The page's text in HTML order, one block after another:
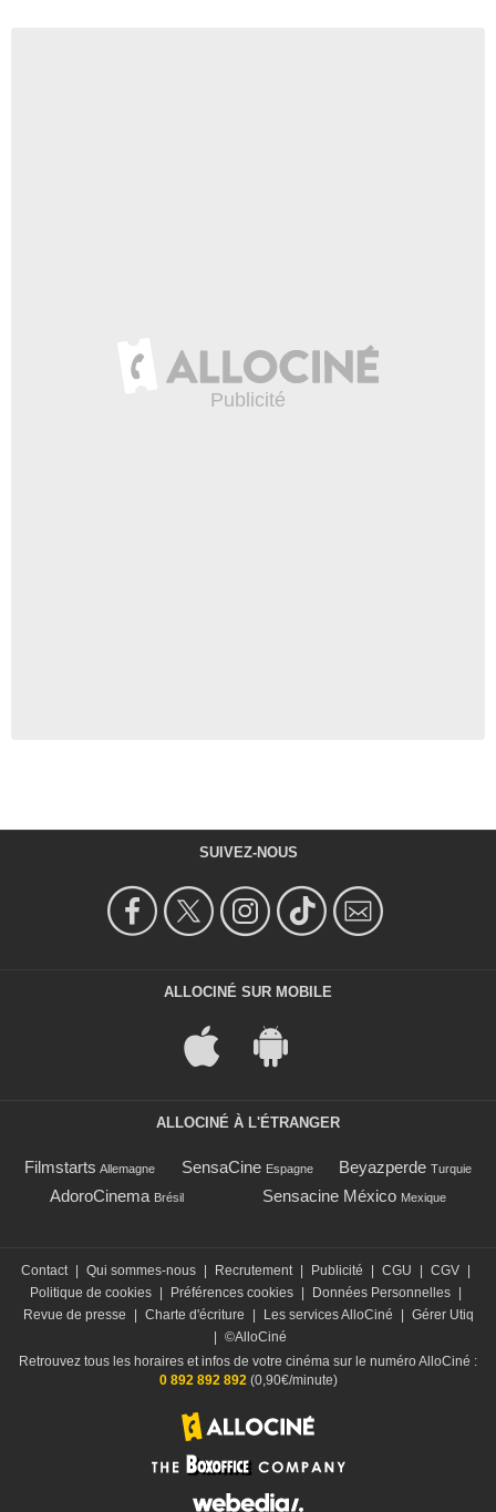
SUIVEZ-NOUS
ALLOCINÉ SUR MOBILE
ALLOCINÉ À L'ÉTRANGER
Filmstarts Allemagne SensaCine Espagne Beyazperde Turquie
AdoroCinema Brésil Sensacine México Mexique
Contact Qui sommes-nous Recrutement Publicité CGU CGV
Politique de cookies
Préférences cookies Données Personnelles
Revue de presse
Charte d'écriture Les services AlloCiné
Gérer Utiq
©AlloCiné
Retrouvez tous les horaires et infos de votre cinéma sur le numéro AlloCiné :
0 892 892 892(0,90€/minute)